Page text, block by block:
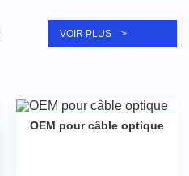
VOIR PLUS >
OEM pour câble optique